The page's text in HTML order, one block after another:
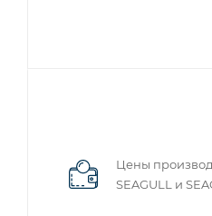
Цены
SEAGULL и